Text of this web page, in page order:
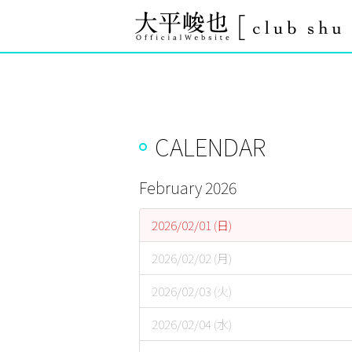
CALENDAR
February 2026
2026/02/01 (日)
2026/02/02 (月)
2026/02/03 (火)
2026/02/04 (水)